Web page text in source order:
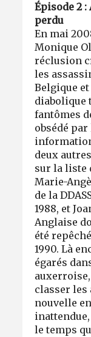
Épisode 2
perdu
En mai
Monique
réclusion
les
Belgique
diabolique
fantômes
obsédé
deux
sur la liste
Marie-
de la
1988, et
Anglaise
été
1990. Là
égarés
classer les
nouvelle
le temps